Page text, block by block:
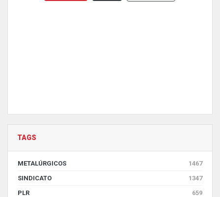
TAGS
METALÚRGICOS
1467
SINDICATO
1347
PLR
659